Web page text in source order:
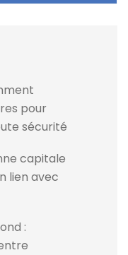
pour
sécurité
capitale
lien avec
: